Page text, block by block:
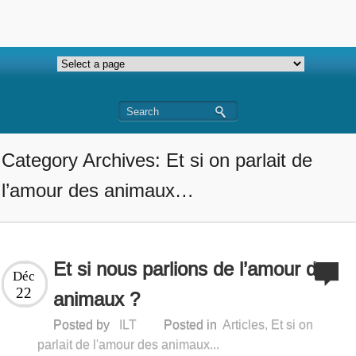
Category Archives: Et si on parlait de
l’amour des animaux…
Et si nous parlions de l’amour des
animaux ?
Déc
22
Posted by ILT Posted in Articles, Et si on
parlait de l'amour des animaux...